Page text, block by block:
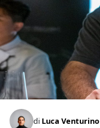
di Luca Venturino